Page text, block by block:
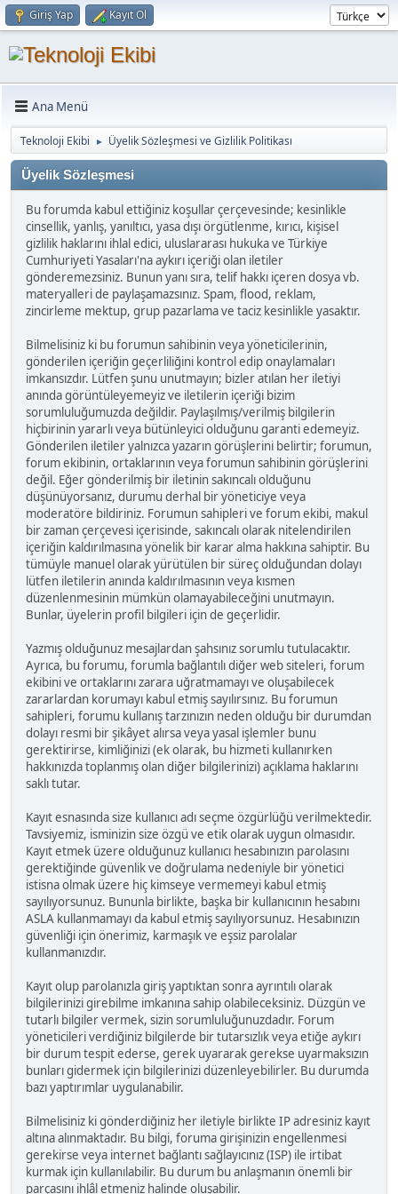
Giriş Yap Kayıt Ol
Ana Menü
Teknoloji Ekibi ► Üyelik Sözleşmesi ve Gizlilik Politikası
Üyelik Sözleşmesi
Bu forumda kabul ettiğiniz koşullar çerçevesinde; kesinlikle
cinsellik, yanlış, yanıltıcı, yasa dışı örgütlenme, kırıcı, kişisel
gizlilik haklarını ihlal edici, uluslararası hukuka ve Türkiye
Cumhuriyeti Yasaları'na aykırı içeriği olan iletiler
gönderemezsiniz. Bunun yanı sıra, telif hakkı içeren dosya vb.
materyalleri de paylaşamazsınız. Spam, flood, reklam,
zincirleme mektup, grup pazarlama ve taciz kesinlikle yasaktır.
Bilmelisiniz ki bu forumun sahibinin veya yöneticilerinin,
gönderilen içeriğin geçerliliğini kontrol edip onaylamaları
imkansızdır. Lütfen şunu unutmayın; bizler atılan her iletiyi
anında görüntüleyemeyiz ve iletilerin içeriği bizim
sorumluluğumuzda değildir. Paylaşılmış/verilmiş bilgilerin
hiçbirinin yararlı veya bütünleyici olduğunu garanti edemeyiz.
Gönderilen iletiler yalnızca yazarın görüşlerini belirtir; forumun,
forum ekibinin, ortaklarının veya forumun sahibinin görüşlerini
değil. Eğer gönderilmiş bir iletinin sakıncalı olduğunu
düşünüyorsanız, durumu derhal bir yöneticiye veya
moderatöre bildiriniz. Forumun sahipleri ve forum ekibi, makul
bir zaman çerçevesi içerisinde, sakıncalı olarak nitelendirilen
içeriğin kaldırılmasına yönelik bir karar alma hakkına sahiptir. Bu
tümüyle manuel olarak yürütülen bir süreç olduğundan dolayı
lütfen iletilerin anında kaldırılmasının veya kısmen
düzenlenmesinin mümkün olamayabileceğini unutmayın.
Bunlar, üyelerin profil bilgileri için de geçerlidir.
Yazmış olduğunuz mesajlardan şahsınız sorumlu tutulacaktır.
Ayrıca, bu forumu, forumla bağlantılı diğer web siteleri, forum
ekibini ve ortaklarını zarara uğratmamayı ve oluşabilecek
zararlardan korumayı kabul etmiş sayılırsınız. Bu forumun
sahipleri, forumu kullanış tarzınızın neden olduğu bir durumdan
dolayı resmi bir şikâyet alırsa veya yasal işlemler bunu
gerektirirse, kimliğinizi (ek olarak, bu hizmeti kullanırken
hakkınızda toplanmış olan diğer bilgilerinizi) açıklama haklarını
saklı tutar.
Kayıt esnasında size kullanıcı adı seçme özgürlüğü verilmektedir.
Tavsiyemiz, isminizin size özgü ve etik olarak uygun olmasıdır.
Kayıt etmek üzere olduğunuz kullanıcı hesabınızın parolasını
gerektiğinde güvenlik ve doğrulama nedeniyle bir yönetici
istisna olmak üzere hiç kimseye vermemeyi kabul etmiş
sayılıyorsunuz. Bununla birlikte, başka bir kullanıcının hesabını
ASLA kullanmamayı da kabul etmiş sayılıyorsunuz. Hesabınızın
güvenliği için önerimiz, karmaşık ve eşsiz parolalar
kullanmanızdır.
Kayıt olup parolanızla giriş yaptıktan sonra ayrıntılı olarak
bilgilerinizi girebilme imkanına sahip olabileceksiniz. Düzgün ve
tutarlı bilgiler vermek, sizin sorumluluğunuzdadır. Forum
yöneticileri verdiğiniz bilgilerde bir tutarsızlık veya etiğe aykırı
bir durum tespit ederse, gerek uyararak gerekse uyarmaksızın
bunları gidermek için bilgilerinizi düzenleyebilirler. Bu durumda
bazı yaptırımlar uygulanabilir.
Bilmelisiniz ki gönderdiğiniz her iletiyle birlikte IP adresiniz kayıt
altına alınmaktadır. Bu bilgi, foruma girişinizin engellenmesi
gerekirse veya internet bağlantı sağlayıcınız (ISP) ile irtibat
kurmak için kullanılabilir. Bu durum bu anlaşmanın önemli bir
parçasını ihlâl etmeniz halinde oluşabilir.